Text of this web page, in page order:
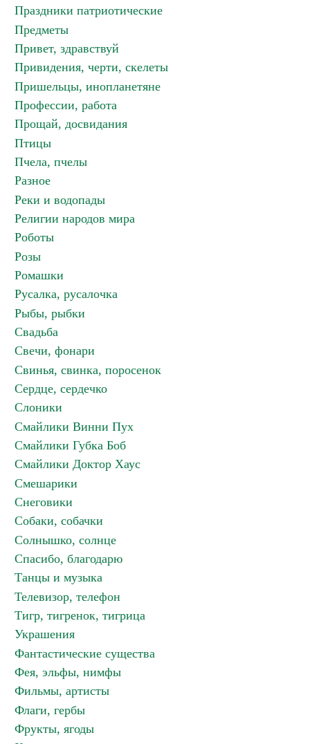
Праздники патриотические
Предметы
Привет, здравствуй
Привидения, черти, скелеты
Пришельцы, инопланетяне
Профессии, работа
Прощай, досвидания
Птицы
Пчела, пчелы
Разное
Реки и водопады
Религии народов мира
Роботы
Розы
Ромашки
Русалка, русалочка
Рыбы, рыбки
Свадьба
Свечи, фонари
Свинья, свинка, поросенок
Сердце, сердечко
Слоники
Смайлики Винни Пух
Смайлики Губка Боб
Смайлики Доктор Хаус
Смешарики
Снеговики
Собаки, собачки
Солнышко, солнце
Спасибо, благодарю
Танцы и музыка
Телевизор, телефон
Тигр, тигренок, тигрица
Украшения
Фантастические существа
Фея, эльфы, нимфы
Фильмы, артисты
Флаги, гербы
Фрукты, ягоды